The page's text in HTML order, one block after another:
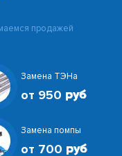
продажей
Замена ТЭНа
от 950
Замена помпы
от 700